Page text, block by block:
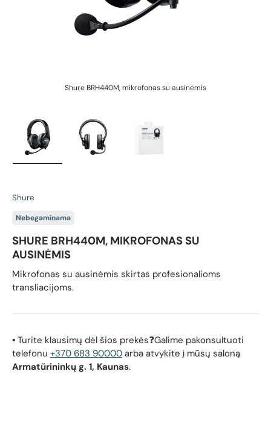
Shure BRH440M, mikrofonas su ausinėmis
Shure
Nebegaminama
SHURE BRH440M, MIKROFONAS SU
AUSINĖMIS
Mikrofonas su ausinėmis skirtas profesionalioms
transliacijoms.
▪️ Turite klausimų dėl šios prekės❓Galime pakonsultuoti
telefonu +370 683 90000 arba atvykite į mūsų saloną
Armatūrininkų g. 1, Kaunas.